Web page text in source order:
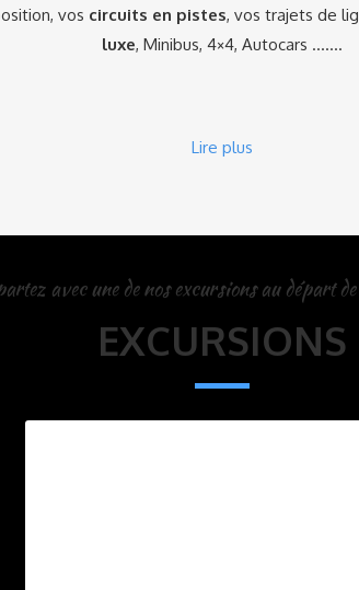
vos circuits en pistes, vos trajets de
luxe, Minibus, 4×4, Autocars …….
Lire plus
avec une de nos excursions au départ
EXCURSIONS